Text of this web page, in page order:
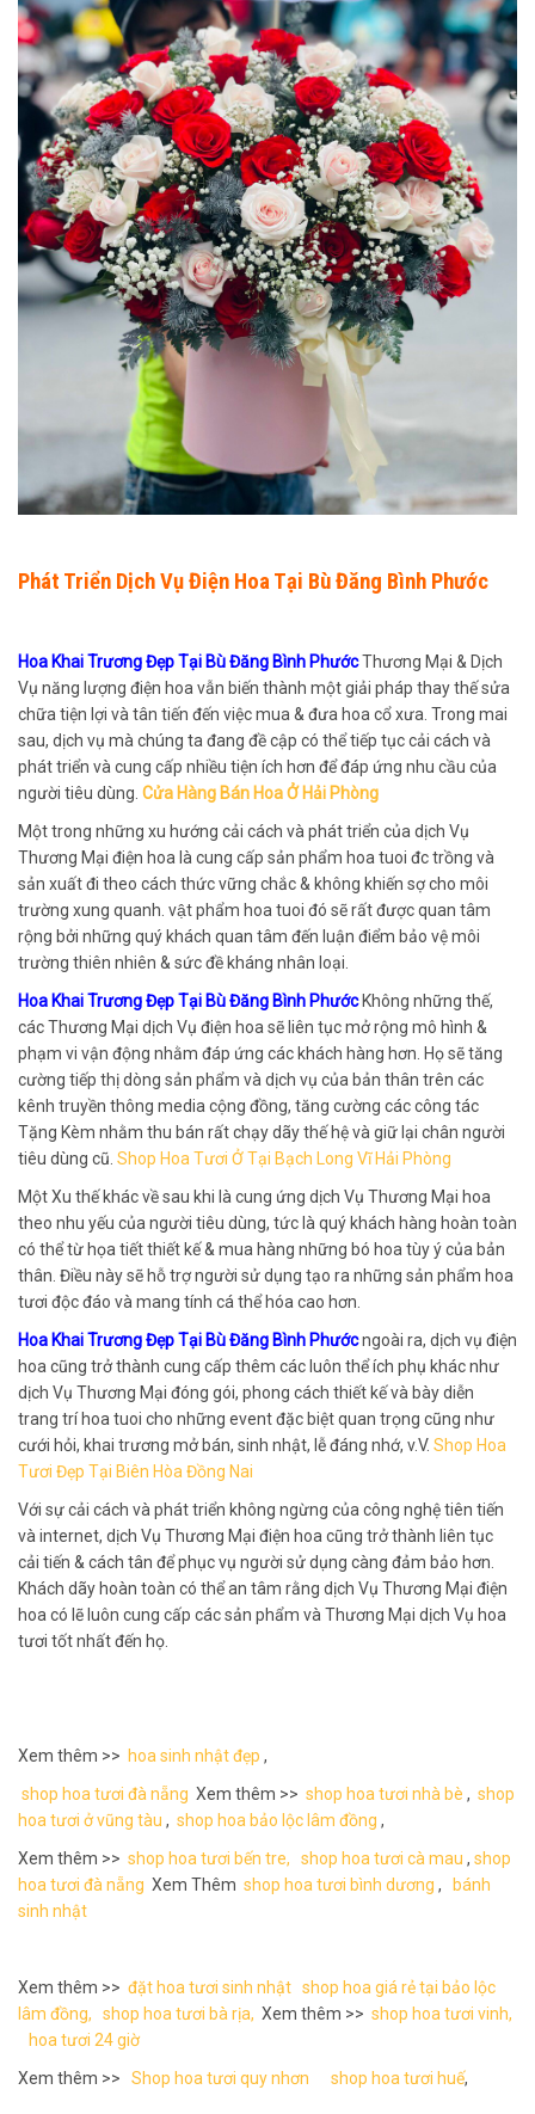
Phát Triển Dịch Vụ Điện Hoa Tại Bù Đăng Bình Phước
Hoa Khai Trương Đẹp Tại Bù Đăng Bình PhướcThương Mại & Dịch
Vụ năng lượng điện hoa vẫn biến thành một giải pháp thay thế sửa
chữa tiện lợi và tân tiến đến việc mua & đưa hoa cổ xưa. Trong mai
sau, dịch vụ mà chúng ta đang đề cập có thể tiếp tục cải cách và
phát triển và cung cấp nhiều tiện ích hơn để đáp ứng nhu cầu của
người tiêu dùng. Cửa Hàng Bán Hoa Ở Hải Phòng
Một trong những xu hướng cải cách và phát triển của dịch Vụ
Thương Mại điện hoa là cung cấp sản phẩm hoa tuoi đc trồng và
sản xuất đi theo cách thức vững chắc & không khiến sợ cho môi
trường xung quanh. vật phẩm hoa tuoi đó sẽ rất được quan tâm
rộng bởi những quý khách quan tâm đến luận điểm bảo vệ môi
trường thiên nhiên & sức đề kháng nhân loại.
Hoa Khai Trương Đẹp Tại Bù Đăng Bình Phước Không những thế,
các Thương Mại dịch Vụ điện hoa sẽ liên tục mở rộng mô hình &
phạm vi vận động nhằm đáp ứng các khách hàng hơn. Họ sẽ tăng
cường tiếp thị dòng sản phẩm và dịch vụ của bản thân trên các
kênh truyền thông media cộng đồng, tăng cường các công tác
Tặng Kèm nhằm thu bán rất chạy dãy thế hệ và giữ lại chân người
tiêu dùng cũ. Shop Hoa Tươi Ở Tại Bạch Long Vĩ Hải Phòng
Một Xu thế khác về sau khi là cung ứng dịch Vụ Thương Mại hoa
theo nhu yếu của người tiêu dùng, tức là quý khách hàng hoàn toàn
có thể từ họa tiết thiết kế & mua hàng những bó hoa tùy ý của bản
thân. Điều này sẽ hỗ trợ người sử dụng tạo ra những sản phẩm hoa
tươi độc đáo và mang tính cá thể hóa cao hơn.
Hoa Khai Trương Đẹp Tại Bù Đăng Bình Phướcngoài ra, dịch vụ điện
hoa cũng trở thành cung cấp thêm các luôn thể ích phụ khác như
dịch Vụ Thương Mại đóng gói, phong cách thiết kế và bày diễn
trang trí hoa tuoi cho những event đặc biệt quan trọng cũng như
cưới hỏi, khai trương mở bán, sinh nhật, lễ đáng nhớ, v.V. Shop Hoa
Tươi Đẹp Tại Biên Hòa Đồng Nai
Với sự cải cách và phát triển không ngừng của công nghệ tiên tiến
và internet, dịch Vụ Thương Mại điện hoa cũng trở thành liên tục
cải tiến & cách tân để phục vụ người sử dụng càng đảm bảo hơn.
Khách dãy hoàn toàn có thể an tâm rằng dịch Vụ Thương Mại điện
hoa có lẽ luôn cung cấp các sản phẩm và Thương Mại dịch Vụ hoa
tươi tốt nhất đến họ.
Xem thêm >> hoa sinh nhật đẹp ,
shop hoa tươi đà nẵng Xem thêm >> shop hoa tươi nhà bè , shop
hoa tươi ở vũng tàu , shop hoa bảo lộc lâm đồng ,
Xem thêm >> shop hoa tươi bến tre, shop hoa tươi cà mau , shop
hoa tươi đà nẵng Xem Thêm shop hoa tươi bình dương ,
bánh
sinh nhật
Xem thêm >> đặt hoa tươi sinh nhật shop hoa giá rẻ tại bảo lộc
lâm đồng,
shop hoa tươi bà rịa, Xem thêm >> shop hoa tươi vinh,
hoa tươi 24 giờ
Xem thêm >> Shop hoa tươi quy nhơn shop hoa tươi huế,